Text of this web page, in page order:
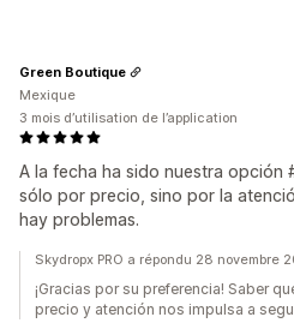
A la fecha ha sido nuestra opción
sólo por precio, sino por la
hay problemas.
Green Boutique
Mexique
3 mois d’utilisation de l’application
Skydropx PRO a répondu 28 novembre
¡Gracias por su preferencia! Saber
precio y atención nos impulsa a